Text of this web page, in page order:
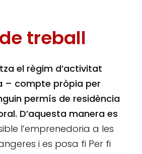
treball
el règim d’activitat
– compte pròpia per
permís de residència
. D’aquesta manera es
l’emprenedoria a les
i es posa fi Per fi